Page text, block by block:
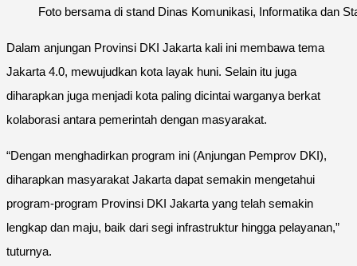
Foto bersama di stand Dinas Komunikasi, Informatika dan
Dalam anjungan Provinsi DKI Jakarta kali ini membawa tema
Jakarta 4.0, mewujudkan kota layak huni. Selain itu juga
diharapkan juga menjadi kota paling dicintai warganya berkat
kolaborasi antara pemerintah dengan masyarakat.
“Dengan menghadirkan program ini (Anjungan Pemprov DKI),
diharapkan masyarakat Jakarta dapat semakin mengetahui
program-program Provinsi DKI Jakarta yang telah semakin
lengkap dan maju, baik dari segi infrastruktur hingga pelayanan,”
tuturnya.